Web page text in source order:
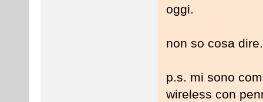
oggi.
non so cosa
p.s. mi sono
wireless con